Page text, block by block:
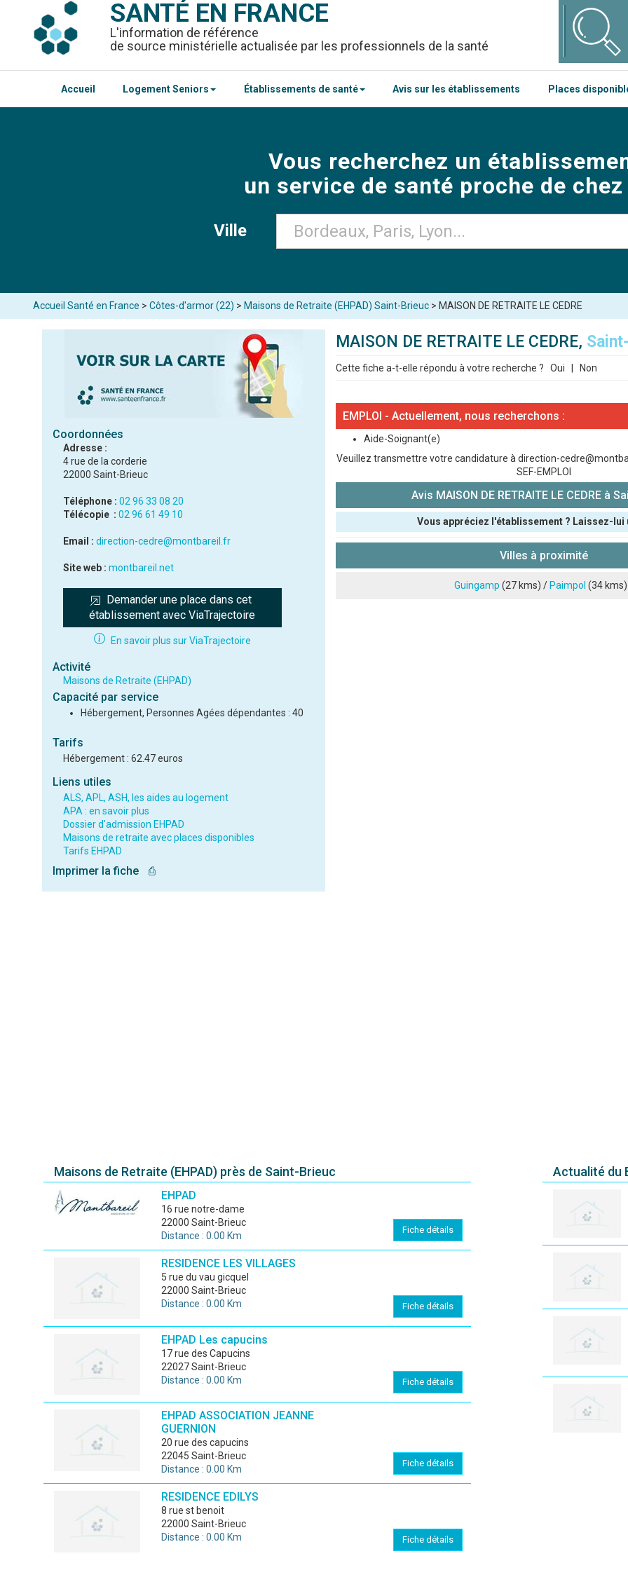
SANTÉ EN FRANCE
L'information de référence
de source ministérielle actualisée par les professionnels de la santé
Accueil Logement Seniors Établissements de santé Avis sur les établissements Places
Vous recherchez un
un service de santé proche de chez
Ville
Accueil Santé en France > Côtes-d'armor (22) > Maisons de Retraite (EHPAD) Saint-Brieuc > MAISON DE RETRAITE LE CEDRE
Coordonnées
Adresse :
4 rue de la corderie
22000 Saint-Brieuc
Téléphone : 02 96 33 08 20
Télécopie : 02 96 61 49 10
Email : direction-cedre@montbareil.fr
Site web : montbareil.net
Demander une place dans cet
établissement avec ViaTrajectoire
En savoir plus sur ViaTrajectoire
Activité
Maisons de Retraite (EHPAD)
Capacité par service
Hébergement, Personnes Agées dépendantes : 40
Tarifs
Hébergement : 62.47 euros
Liens utiles
ALS, APL, ASH, les aides au logement
APA : en savoir plus
Dossier d'admission EHPAD
Maisons de retraite avec places disponibles
Tarifs EHPAD
Imprimer la fiche ⎙
MAISON DE RETRAITE LE CEDRE,
Cette fiche a-t-elle répondu à votre recherche ? Oui Non
EMPLOI - Actuellement, nous recherchons :
Aide-Soignant(e)
Veuillez transmettre votre candidature à direction-
SEF-EMPLOI
Avis MAISON DE RETRAITE LE CEDRE à
Vous appréciez l'établissement ? Laissez-lui
Note que vous souhaitez attribuer :
Villes à proximité
Guingamp (27 kms) / Paimpol (34
Maisons de Retraite (EHPAD) près de Saint-Brieuc
EHPAD
16 rue notre-dame
22000 Saint-Brieuc
Distance : 0.00 Km
Fiche détails
RESIDENCE LES VILLAGES
5 rue du vau gicquel
22000 Saint-Brieuc
Distance : 0.00 Km
Fiche détails
EHPAD Les capucins
17 rue des Capucins
22027 Saint-Brieuc
Distance : 0.00 Km
Fiche détails
EHPAD ASSOCIATION JEANNE
GUERNION
20 rue des capucins
22045 Saint-Brieuc
Distance : 0.00 Km
Fiche détails
RESIDENCE EDILYS
8 rue st benoit
22000 Saint-Brieuc
Distance : 0.00 Km
Fiche détails
Actualité du